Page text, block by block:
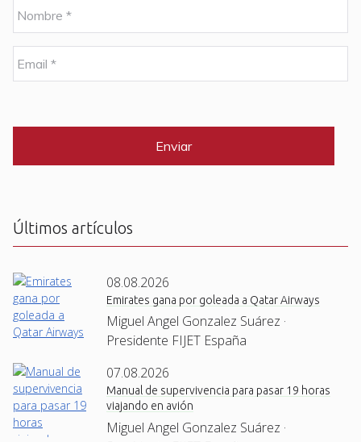
o
m
e
m
a
C
Últimos artículos
08.08.2026
Emirates gana por goleada a Qatar Airways
Miguel Angel Gonzalez Suárez ·
Presidente FIJET España
07.08.2026
Manual de supervivencia para pasar 19 horas
viajando en avión
Miguel Angel Gonzalez Suárez ·